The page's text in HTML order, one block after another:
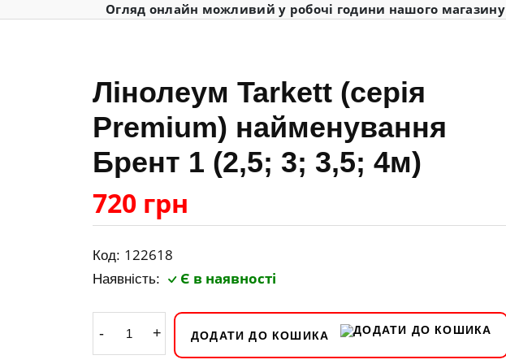
Огляд онлайн можливий у робочі години нашого магазину
Лінолеум Tarkett (серія
Premium) найменування
Брент 1 (2,5; 3; 3,5; 4м)
720 грн
Код: 122618
Наявність: Є в наявності
- + ДОДАТИ ДО КОШИКА